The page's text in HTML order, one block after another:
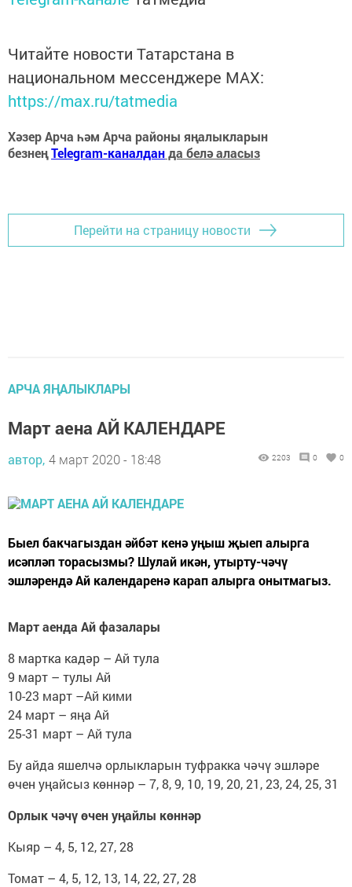
Читайте новости Татарстана в
национальном мессенджере MАХ:
https://max.ru/tatmedia
Хәзер Арча һәм Арча районы яңалыкларын
безнеңTelegram-каналданда белә аласыз
Перейти на страницу новости
АРЧА ЯҢАЛЫКЛАРЫ
Март аена АЙ КАЛЕНДАРЕ
автор, 4 март 2020 - 18:48 2203 0 0
Быел бакчагыздан әйбәт кенә уңыш җыеп алырга
исәпләп торасызмы? Шулай икән, утырту-чәчү
эшләрендә Ай календаренә карап алырга онытмагыз.
Март аенда Ай фазалары
8 мартка кадәр – Ай тула
9 март – тулы Ай
10-23 март –Ай кими
24 март – яңа Ай
25-31 март – Ай тула
Бу айда яшелчә орлыкларын туфракка чәчү эшләре
өчен уңайсыз көннәр – 7, 8, 9, 10, 19, 20, 21, 23, 24, 25, 31
Орлык чәчү өчен уңайлы көннәр
Кыяр – 4, 5, 12, 27, 28
Томат – 4, 5, 12, 13, 14, 22, 27, 28